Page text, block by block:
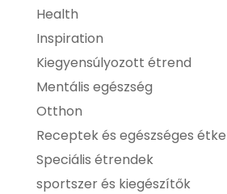
Health
Inspiration
Kiegyensúlyozott étrend
Mentális egészség
Otthon
Receptek és egészséges
Speciális étrendek
sportszer és kiegészítők